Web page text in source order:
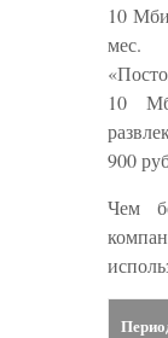
10
мес.
10
900
Чем